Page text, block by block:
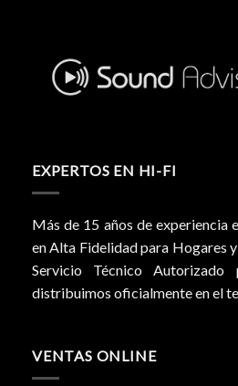
EXPERTOS EN HI-FI
Más de 15 años de experiencia
en Alta Fidelidad para Hogares
Servicio Técnico
distribuimos oficialmente en el
VENTAS ONLINE